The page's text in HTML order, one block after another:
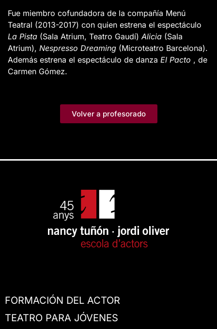
Fue miembro cofundadora de la compañía Menú
Teatral (2013-2017) con quien estrena el espectáculo
La Pista (Sala Atrium, Teatro Gaudí) Alicia (Sala
Atrium), Nespresso Dreaming (Microteatro Barcelona).
Además estrena el espectáculo de danza El Pacto , de
Carmen Gómez.
Volver a profesorado
FORMACIÓN DEL ACTOR
TEATRO PARA JÓVENES